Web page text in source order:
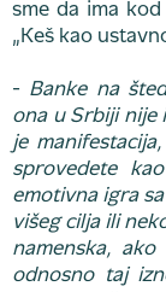
sme da ima
„Keš kao
- Banke na
ona u Srbiji nije
je
sprovedete
emotivna igra
višeg cilja ili
namenska,
odnosno taj